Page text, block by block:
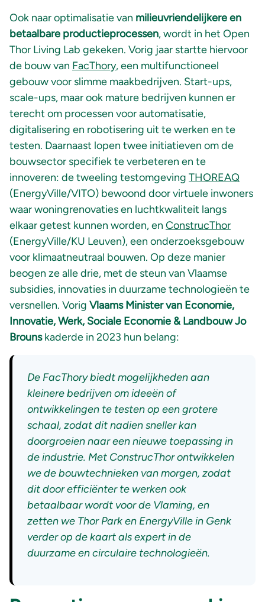
Ook naar optimalisatie van milieuvriendelijkere en
betaalbare productieprocessen, wordt in het Open
Thor Living Lab gekeken. Vorig jaar startte hiervoor
de bouw van FacThory, een multifunctioneel
gebouw voor slimme maakbedrijven. Start-ups,
scale-ups, maar ook mature bedrijven kunnen er
terecht om processen voor automatisatie,
digitalisering en robotisering uit te werken en te
testen. Daarnaast lopen twee initiatieven om de
bouwsector specifiek te verbeteren en te
innoveren: de tweeling testomgeving THOREAQ
(EnergyVille/VITO) bewoond door virtuele inwoners
waar woningrenovaties en luchtkwaliteit langs
elkaar getest kunnen worden, en ConstrucThor
(EnergyVille/KU Leuven), een onderzoeksgebouw
voor klimaatneutraal bouwen. Op deze manier
beogen ze alle drie, met de steun van Vlaamse
subsidies, innovaties in duurzame technologieën te
versnellen. Vorig Vlaams Minister van Economie,
Innovatie, Werk, Sociale Economie & Landbouw Jo
Brounskaderde in 2023 hun belang:
De FacThory biedt mogelijkheden aan
kleinere bedrijven om ideeën of
ontwikkelingen te testen op een grotere
schaal, zodat dit nadien sneller kan
doorgroeien naar een nieuwe toepassing in
de industrie. Met ConstrucThor ontwikkelen
we de bouwtechnieken van morgen, zodat
dit door efficiënter te werken ook
betaalbaar wordt voor de Vlaming, en
zetten we Thor Park en EnergyVille in Genk
verder op de kaart als expert in de
duurzame en circulaire technologieën.